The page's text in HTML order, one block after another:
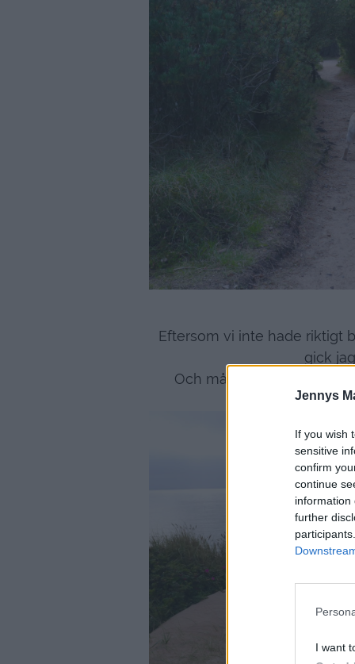
Jennys
If you wish
sensitive
confirm
continue
information
further
I want
Eftersom vi inte hade riktigt
gick
Och många